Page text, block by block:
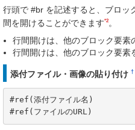
行頭で #br を記述すると、ブロッ
間を開けることができます*2。
行間開けは、他のブロック要素
行間開けは、他のブロック要素
添付ファイル・画像の貼り付け †
#ref(添付ファイル名)
#ref(ファイルのURL)